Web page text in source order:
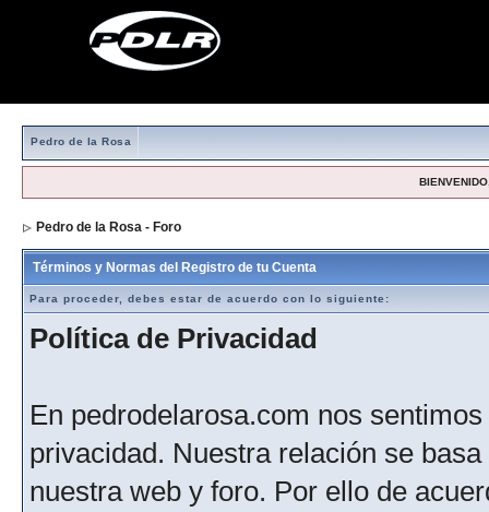
Pedro de la Rosa
Pedro de la Rosa - Foro
Términos y Normas del Registro de tu Cuenta
Para proceder, debes estar de acuerdo con lo siguiente:
Política de Privacidad
En pedrodelarosa.com nos
privacidad. Nuestra relación se
nuestra web y foro. Por ello de